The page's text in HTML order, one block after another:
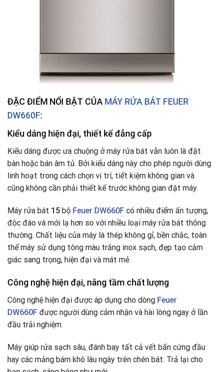
ĐẶC ĐIỂM NỔI BẬT CỦA MÁY RỬA BÁT FEUER
DW660F:
Kiểu dáng hiện đại, thiết kế đẳng cấp
Kiểu dáng được ưa chuộng ở máy rửa bát vẫn luôn là đặt
bàn hoặc bán âm tủ. Bởi kiểu dáng này cho phép người dùng
linh hoạt trong cách chọn vị trí, tiết kiệm không gian và
cũng không cần phải thiết kế trước không gian đặt máy.
Máy rửa bát 15 bộ Feuer DW660F có nhiều điểm ấn tượng,
độc đáo và mới lạ hơn so với nhiều loại máy rửa bát thông
thường. Chất liệu của máy là thép không gỉ, bền chắc, toàn
thể máy sử dụng tông màu trắng inox sạch, đẹp tạo cảm
giác sang trọng, hiện đại và mát mẻ.
Công nghệ hiện đại, nâng tầm chất lượng
Công nghệ hiện đại được áp dụng cho dòng Feuer
DW660F được người dùng cảm nhận và hài lòng ngay ở lần
đầu trải nghiệm.
Máy giúp rửa sạch sâu, đánh bay tất cả vết bẩn cứng đầu
hay các mảng bám khô lâu ngày trên chén bát. Trả lại cho